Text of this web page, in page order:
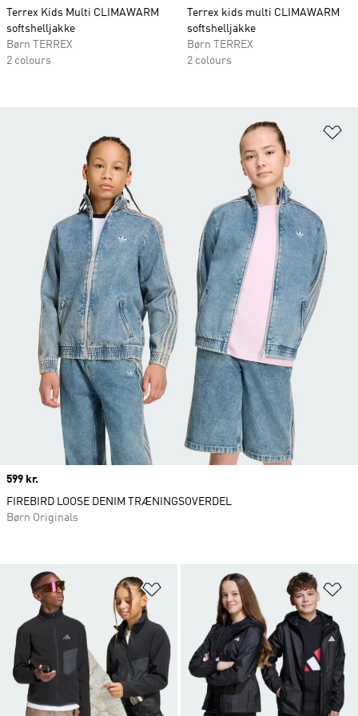
Terrex Kids Multi CLIMAWARM
softshelljakke
Børn TERREX
2 colours
Terrex kids multi CLIMAWARM
softshelljakke
Børn TERREX
2 colours
Føj til ønskeliste
Price
599 kr.
FIREBIRD LOOSE DENIM TRÆNINGSOVERDEL
Børn Originals